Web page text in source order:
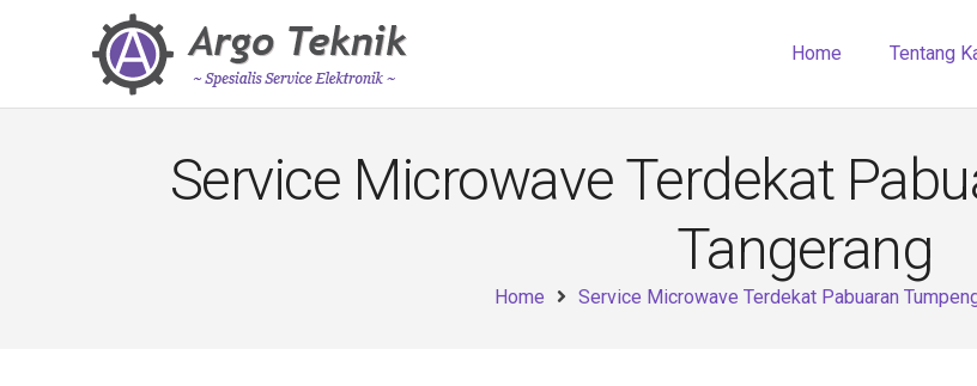
Home Tentang
Service Microwave Terdekat
Tangerang
Home Service Microwave Terdekat Pabuaran